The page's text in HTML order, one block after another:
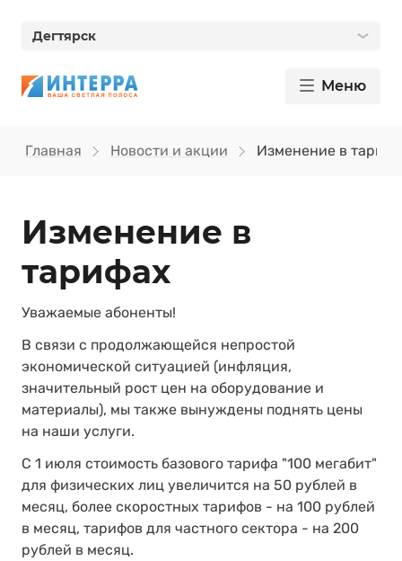
Дегтярск
Меню
Главная Новости и акции Изменение в
Изменение в
тарифах
Уважаемые абоненты!
В связи с продолжающейся непростой
экономической ситуацией (инфляция,
значительный рост цен на оборудование и
материалы), мы также вынуждены поднять цены
на наши услуги.
С 1 июля стоимость базового тарифа "100 мегабит"
для физических лиц увеличится на 50 рублей в
месяц, более скоростных тарифов - на 100 рублей
в месяц, тарифов для частного сектора - на 200
рублей в месяц.